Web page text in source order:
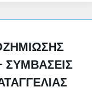
ΣΥΜΒΆΣΕΙΣ